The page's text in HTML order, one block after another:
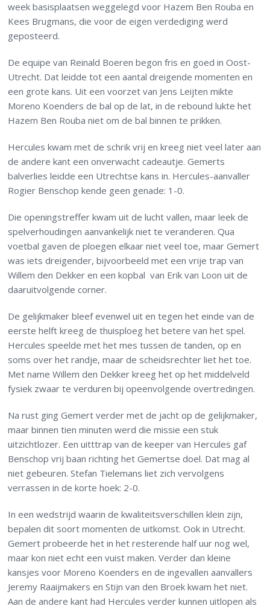
week basisplaatsen weggelegd voor Hazem Ben Rouba en
Kees Brugmans, die voor de eigen verdediging werd
geposteerd.
De equipe van Reinald Boeren begon fris en goed in Oost-
Utrecht. Dat leidde tot een aantal dreigende momenten en
een grote kans. Uit een voorzet van Jens Leijten mikte
Moreno Koenders de bal op de lat, in de rebound lukte het
Hazem Ben Rouba niet om de bal binnen te prikken.
Hercules kwam met de schrik vrij en kreeg niet veel later aan
de andere kant een onverwacht cadeautje. Gemerts
balverlies leidde een Utrechtse kans in. Hercules-aanvaller
Rogier Benschop kende geen genade: 1-0.
Die openingstreffer kwam uit de lucht vallen, maar leek de
spelverhoudingen aanvankelijk niet te veranderen. Qua
voetbal gaven de ploegen elkaar niet veel toe, maar Gemert
was iets dreigender, bijvoorbeeld met een vrije trap van
Willem den Dekker en een kopbal van Erik van Loon uit de
daaruitvolgende corner.
De gelijkmaker bleef evenwel uit en tegen het einde van de
eerste helft kreeg de thuisploeg het betere van het spel.
Hercules speelde met het mes tussen de tanden, op en
soms over het randje, maar de scheidsrechter liet het toe.
Met name Willem den Dekker kreeg het op het middelveld
fysiek zwaar te verduren bij opeenvolgende overtredingen.
Na rust ging Gemert verder met de jacht op de gelijkmaker,
maar binnen tien minuten werd die missie een stuk
uitzichtlozer. Een uitttrap van de keeper van Hercules gaf
Benschop vrij baan richting het Gemertse doel. Dat mag al
niet gebeuren. Stefan Tielemans liet zich vervolgens
verrassen in de korte hoek: 2-0.
In een wedstrijd waarin de kwaliteitsverschillen klein zijn,
bepalen dit soort momenten de uitkomst. Ook in Utrecht.
Gemert probeerde het in het resterende half uur nog wel,
maar kon niet echt een vuist maken. Verder dan kleine
kansjes voor Moreno Koenders en de ingevallen aanvallers
Jeremy Raaijmakers en Stijn van den Broek kwam het niet.
Aan de andere kant had Hercules verder kunnen uitlopen als